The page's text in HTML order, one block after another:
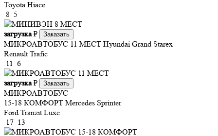
Toyota Hiace
8 5
загрузка₽ Заказать
МИКРОАВТОБУС 11 МЕСТ Hyundai Grand Starex
Renault Trafic
11 6
загрузка₽ Заказать
МИКРОАВТОБУС
15-18 КОМФОРТ Mercedes Sprinter
Ford Tranzit Luxe
17 13